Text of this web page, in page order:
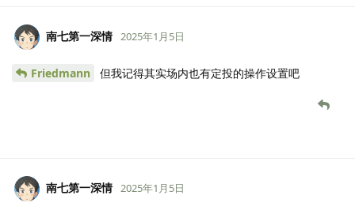
南七第一深情 2025年1月5日
Friedmann 但我记得其实场内也有定投的操作设置吧
南七第一深情 2025年1月5日